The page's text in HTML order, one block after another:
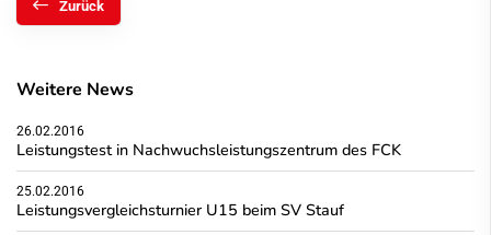
Zurück
Weitere News
26.02.2016
Leistungstest in Nachwuchsleistungszentrum des FCK
25.02.2016
Leistungsvergleichsturnier U15 beim SV Stauf